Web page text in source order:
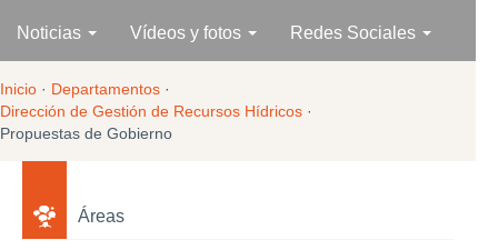
Noticias Vídeos y fotos Redes Sociales
Inicio · Departamentos ·
Dirección de Gestión de Recursos Hídricos ·
Propuestas de Gobierno
Áreas